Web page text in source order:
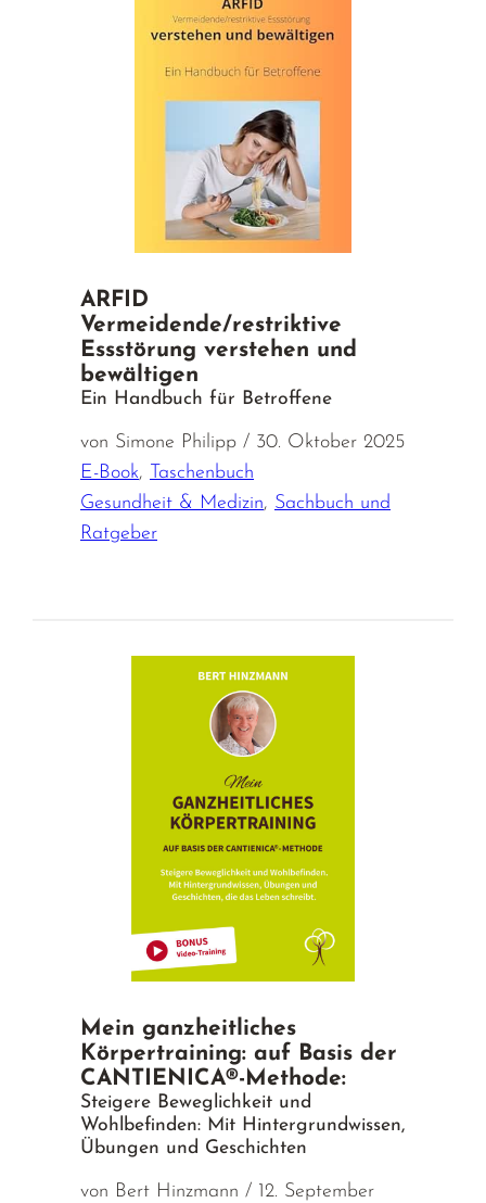
ARFID
Vermeidende/restriktive
Essstörung verstehen und
bewältigen
Ein Handbuch für Betroffene
von Simone Philipp / 30. Oktober 2025
E-Book,
Taschenbuch
Gesundheit & Medizin, Sachbuch und
Ratgeber
Mein ganzheitliches
Körpertraining: auf Basis der
CANTIENICA®-Methode:
Steigere Beweglichkeit und
Wohlbefinden: Mit Hintergrundwissen,
Übungen und Geschichten
von Bert Hinzmann / 12. September